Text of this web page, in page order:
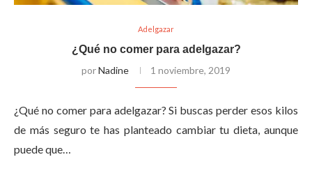
Adelgazar
¿Qué no comer para adelgazar?
porNadine 1 noviembre, 2019
¿Qué no comer para adelgazar? Si buscas perder esos kilos
de más seguro te has planteado cambiar tu dieta, aunque
puede que…